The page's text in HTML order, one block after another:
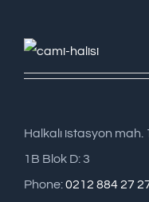
Halkalı istasyon
1B Blok D: 3
Phone:0212 884 27